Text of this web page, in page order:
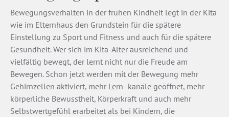
Bewegungsverhalten in der frühen Kindheit legt in der Kita
wie im Elternhaus den Grundstein für die spätere
Einstellung zu Sport und Fitness und auch für die spätere
Gesundheit. Wer sich im Kita-Alter ausreichend und
vielfältig bewegt, der lernt nicht nur die Freude am
Bewegen. Schon jetzt werden mit der Bewegung mehr
Gehirnzellen aktiviert, mehr Lern- kanäle geöffnet, mehr
körperliche Bewusstheit, Körperkraft und auch mehr
Selbstwertgefühl erarbeitet als bei Kindern, die